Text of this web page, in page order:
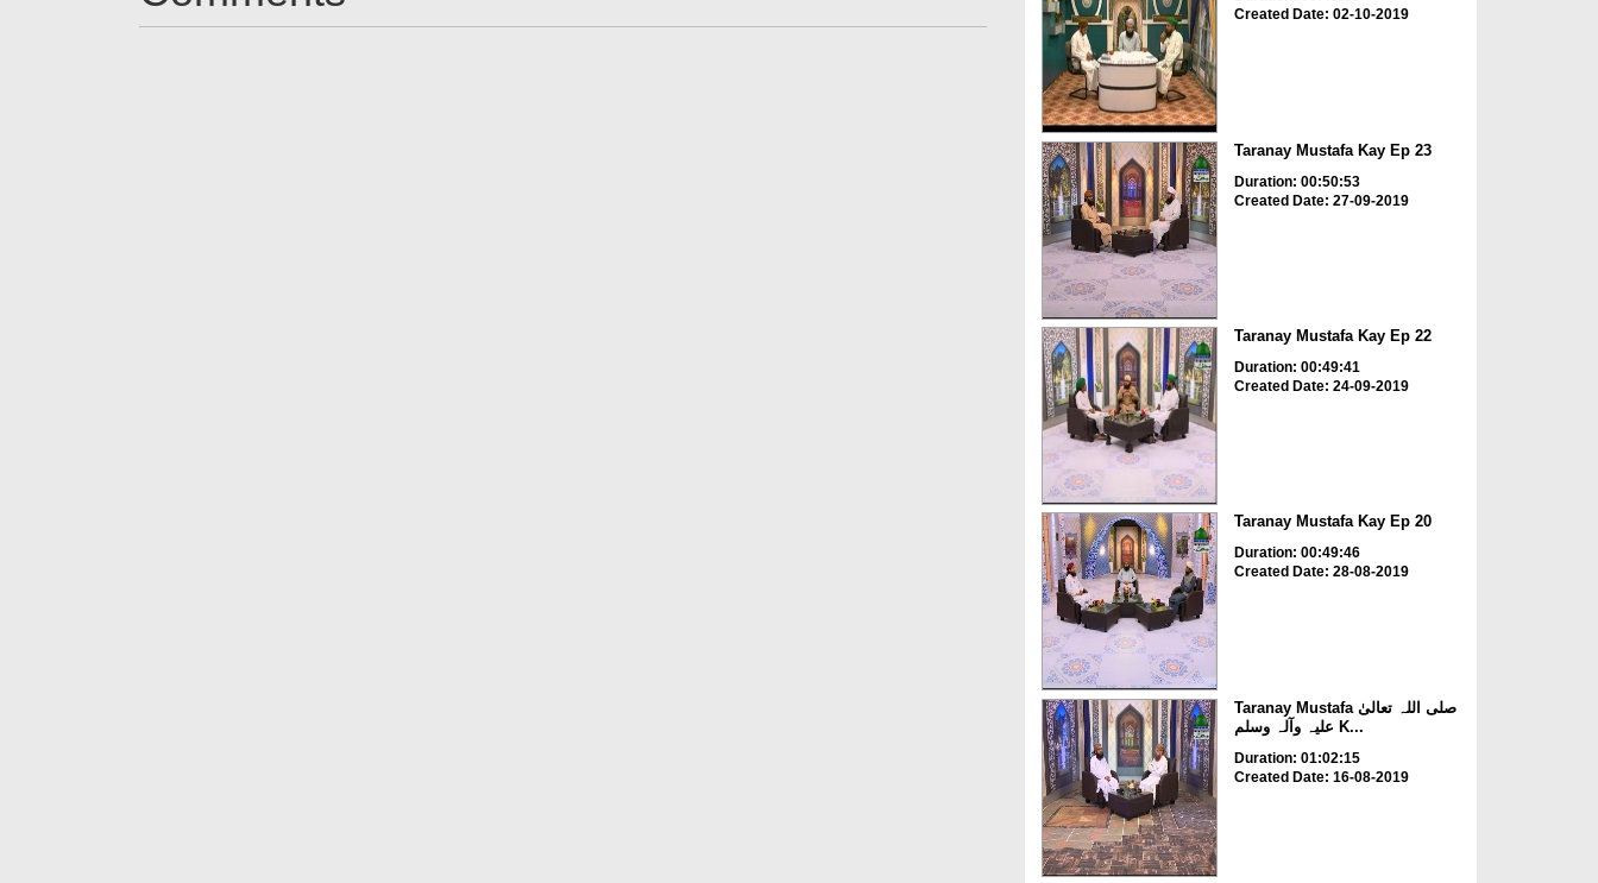
Created Date: 02-10-2019
Taranay Mustafa Kay Ep 23
Duration: 00:50:53
Created Date: 27-09-2019
Taranay Mustafa Kay Ep 22
Duration: 00:49:41
Created Date: 24-09-2019
Taranay Mustafa Kay Ep 20
Duration: 00:49:46
Created Date: 28-08-2019
Taranay Mustafa صلی اللہ تعالیٰ
علیہ وآلہ وسلم K...
Duration: 01:02:15
Created Date: 16-08-2019